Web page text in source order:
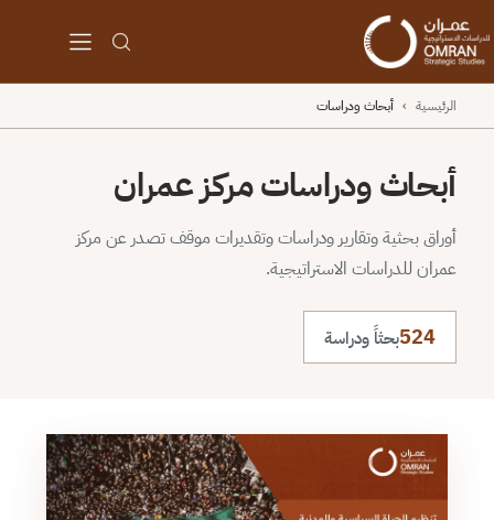
الرئيسية › أبحاث ودراسات
أبحاث ودراسات مركز عمران
أوراق بحثية وتقارير ودراسات وتقديرات موقف تصدر عن مركز
عمران للدراسات الاستراتيجية.
524بحثاً ودراسة